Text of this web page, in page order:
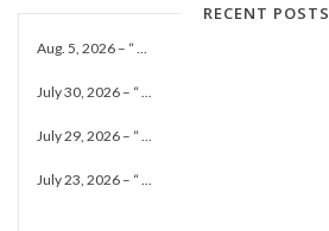
RECENT POSTS
Aug. 5, 2026 – “ ...
July 30, 2026 – “ ...
July 29, 2026 – “ ...
July 23, 2026 – “ ...